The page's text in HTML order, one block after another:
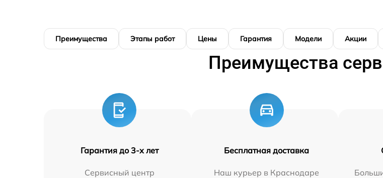
Преимущества Этапы работ Цены Гарантия Модели Акции
Преимущества
Гарантия до 3-х лет
Сервисный центр
Бесплатная доставка
Наш курьер в Краснодаре